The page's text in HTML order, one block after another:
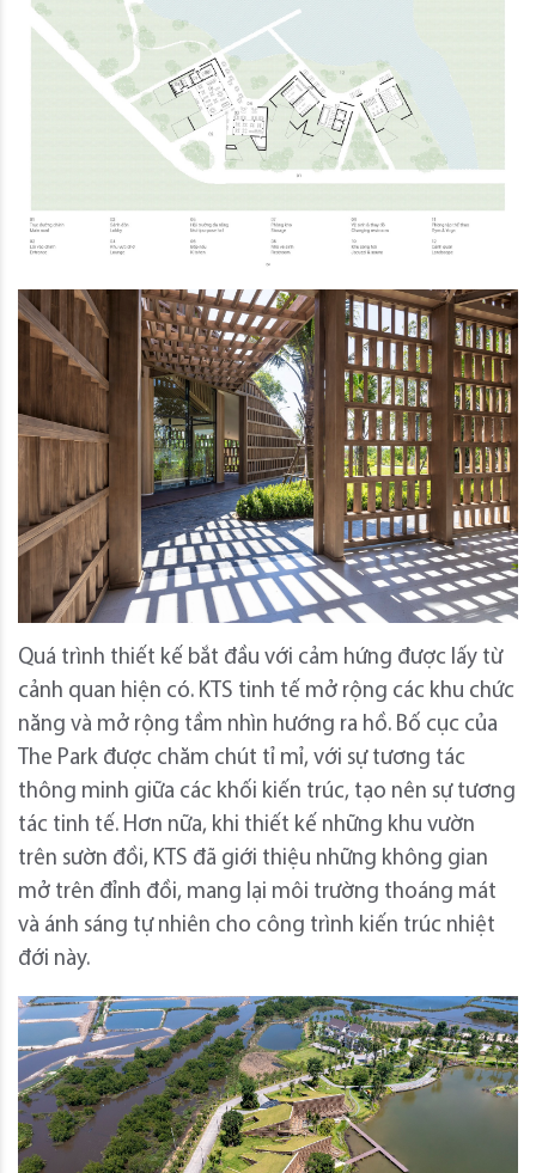
Quá trình thiết kế bắt đầu với cảm hứng được lấy từ
cảnh quan hiện có. KTS tinh tế mở rộng các khu chức
năng và mở rộng tầm nhìn hướng ra hồ. Bố cục của
The Park được chăm chút tỉ mỉ, với sự tương tác
thông minh giữa các khối kiến ​​trúc, tạo nên sự tương
tác tinh tế. Hơn nữa, khi thiết kế những khu vườn
trên sườn đồi, KTS đã giới thiệu những không gian
mở trên đỉnh đồi, mang lại môi trường thoáng mát
và ánh sáng tự nhiên cho công trình kiến ​​trúc nhiệt
đới này.